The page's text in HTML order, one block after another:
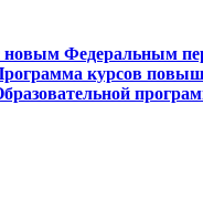
новым Федеральным
курсов